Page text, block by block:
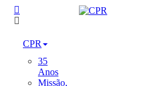
CPR
35
Anos
Missão,